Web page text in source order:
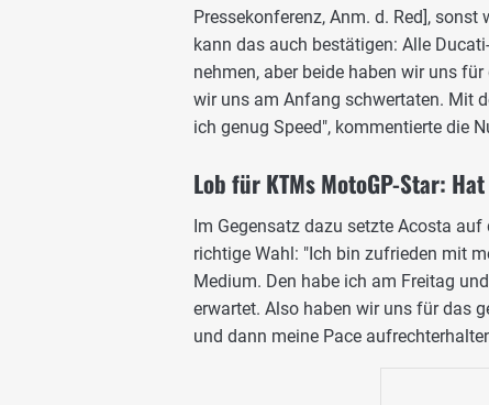
Pressekonferenz, Anm. d. Red],
kann das auch bestätigen: Alle
nehmen, aber beide haben wir uns
wir uns am Anfang schwertaten. Mit
ich genug Speed", kommentierte die
Lob für KTMs MotoGP-Star:
Im Gegensatz dazu setzte Acosta
richtige Wahl: "Ich bin zufrieden mit
Medium. Den habe ich am Freitag
erwartet. Also haben wir uns für das
und dann meine Pace